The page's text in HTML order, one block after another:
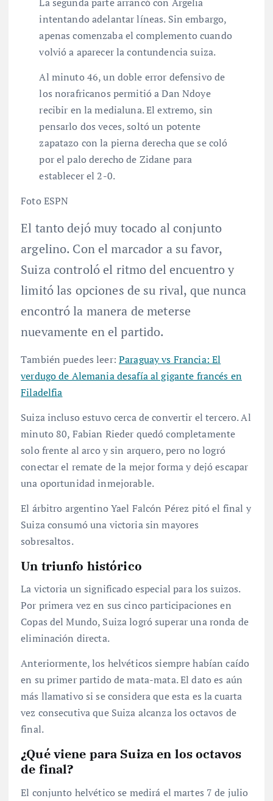
intentando adelantar líneas. Sin embargo,
apenas comenzaba el complemento cuando
volvió a aparecer la contundencia suiza.
Al minuto 46, un doble error defensivo de
los norafricanos permitió a Dan Ndoye
recibir en la medialuna. El extremo, sin
pensarlo dos veces, soltó un potente
zapatazo con la pierna derecha que se coló
por el palo derecho de Zidane para
establecer el 2-0.
Foto ESPN
El tanto dejó muy tocado al conjunto
argelino. Con el marcador a su favor,
Suiza controló el ritmo del encuentro y
limitó las opciones de su rival, que nunca
encontró la manera de meterse
nuevamente en el partido.
También puedes leer:Paraguay vs Francia: El
verdugo de Alemania desafía al gigante francés en
Filadelfia
Suiza incluso estuvo cerca de convertir el tercero. Al
minuto 80, Fabian Rieder quedó completamente
solo frente al arco y sin arquero, pero no logró
conectar el remate de la mejor forma y dejó escapar
una oportunidad inmejorable.
El árbitro argentino Yael Falcón Pérez pitó el final y
Suiza consumó una victoria sin mayores
sobresaltos.
Un triunfo histórico
La victoria un significado especial para los suizos.
Por primera vez en sus cinco participaciones en
Copas del Mundo, Suiza logró superar una ronda de
eliminación directa.
Anteriormente, los helvéticos siempre habían caído
en su primer partido de mata-mata. El dato es aún
más llamativo si se considera que esta es la cuarta
vez consecutiva que Suiza alcanza los octavos de
final.
¿Qué viene para Suiza en los octavos
de final?
El conjunto helvético se medirá el martes 7 de julio